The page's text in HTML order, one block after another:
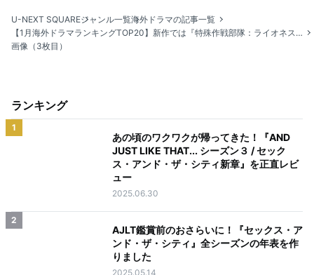
U-NEXT SQUAREジャンル一覧海外ドラマの記事一覧
【1月海外ドラマランキングTOP20】新作では『特殊作戦部隊：ライオネス』『テッド ザ・シリーズ』がランクイン
画像（3枚目）
ランキング
1
あの頃のワクワクが帰ってきた！『AND
JUST LIKE THAT... シーズン３ / セック
ス・アンド・ザ・シティ新章』を正直レビ
ュー
2025.06.30
2
AJLT鑑賞前のおさらいに！『セックス・ア
ンド・ザ・シティ』全シーズンの年表を作
りました
2025.05.14